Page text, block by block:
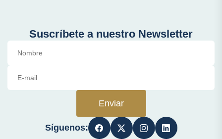
Suscríbete a nuestro Newsletter
Enviar
Síguenos: